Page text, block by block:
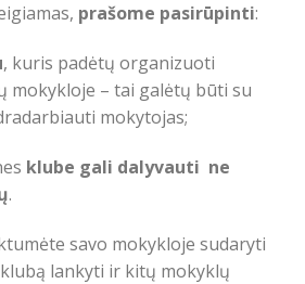
prašome pasirūpinti:
, kuris padėtų organizuoti
mokykloje – tai galėtų būti su
mokytojas;
klube gali dalyvauti ne
.
savo mokykloje sudaryti
lankyti ir kitų mokyklų